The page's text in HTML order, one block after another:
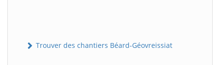
Trouver des chantiers Béard-Géovreissiat